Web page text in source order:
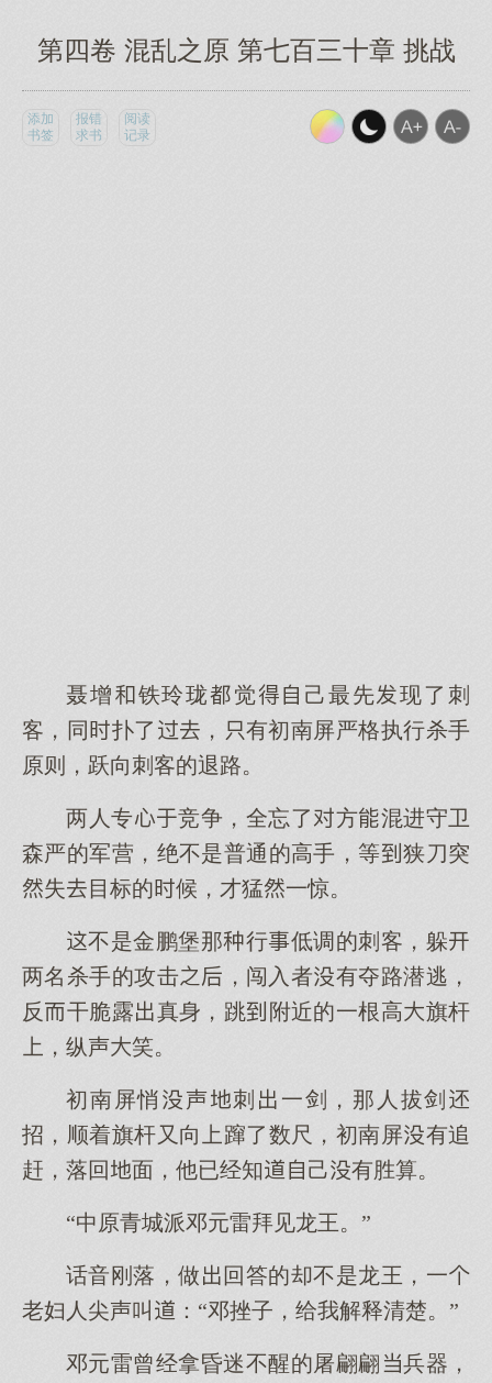
第四卷 混乱之原 第七百三十章 挑战
添加
书签
报错
求书
阅读
记录
聂增铁玲珑觉己最先现了刺
客，同扑了，有初南屏严格执行杀手
原则，跃向刺客的退路。
两人专竞争，全忘了方混进守卫
森严的军营，绝不是普通的高手，等狭刀突
失目标的候，才猛一惊。
不是金鹏堡那行低调的刺客，躲
两名杀手的攻击，闯入者有夺路潜逃，
反干脆露真身，跳附近的一根高旗杆
，纵声笑。
初南屏悄声刺一剑，那人拔剑
招，顺着旗杆又向蹿了数尺，初南屏有追
赶，落回面，他已经知己有胜算。
“中原青城派邓元雷拜见龙王。”
话音刚落，做回答的却不是龙王，一
老妇人尖声叫：“邓挫子，给我解释清楚。”
邓元雷曾经拿昏迷不醒的屠翩翩兵器，